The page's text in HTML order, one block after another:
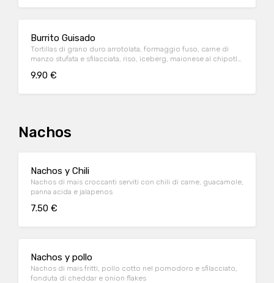
Burrito Guisado
Tortillas di grano duro arrotolata, formaggio fuso, carne di
manzo stufata e sfilacciata, riso, iceberg, maionese al chipotle
9.90 €
Nachos
Nachos y Chili
Nachos di mais croccanti serviti con chili di carne, guacamole,
panna acida e jalapenos
7.50 €
Nachos y pollo
Nachos di mais fritti, pollo cotto nel pomodoro e sfilacciato,
fonduta di cheddar e onion flakes